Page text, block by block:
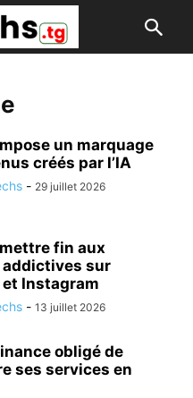
un marquage
créés par l’IA
- 29 juillet 2026
mettre fin aux
sur
et Instagram
- 13 juillet 2026
obligé de
ses services en